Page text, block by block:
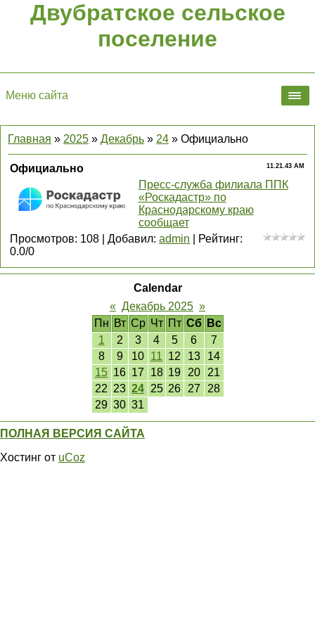
Двубратское сельское
поселение
Меню сайта
Главная » 2025 » Декабрь » 24 » Официально
11.21.43 AM
Официально
Пресс-служба филиала ППК
«Роскадастр» по
Краснодарскому краю
сообщает
Просмотров: 108 Добавил: admin Рейтинг:
0.0/0
Calendar
« Декабрь 2025 »
Пн Вт Ср Чт Пт Сб
Вс
1
2 3 4 5 6
7
8
9 10 11 12 13
14
15 16 17 18 19 20
21
22 23 24 25 26 27
28
29 30 31
ПОЛНАЯ ВЕРСИЯ САЙТА
Хостинг от uCoz